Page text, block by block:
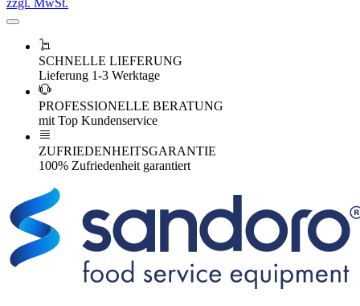
SCHNELLE LIEFERUNG
Lieferung 1-3 Werktage
PROFESSIONELLE BERATUNG
mit Top Kundenservice
ZUFRIEDENHEITSGARANTIE
100% Zufriedenheit garantiert